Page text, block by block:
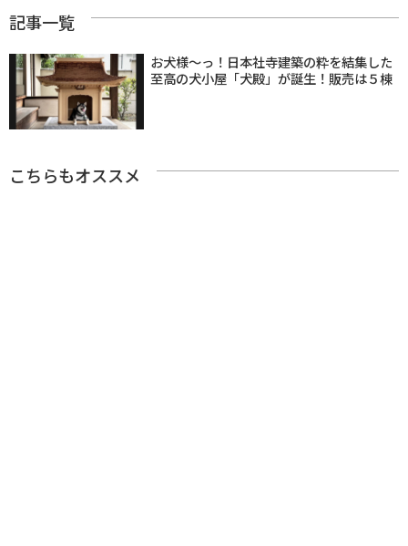
記事一覧
お犬様〜っ！日本社寺建築の粋を結集した
至高の犬小屋「犬殿」が誕生！販売は５棟
こちらもオススメ